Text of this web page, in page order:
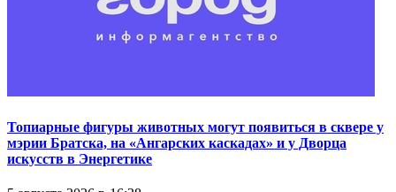
Топиарные фигуры животных могут появиться в сквере у
мэрии Братска, на «Ангарских каскадах» и у Дворца
искусств в Энергетике